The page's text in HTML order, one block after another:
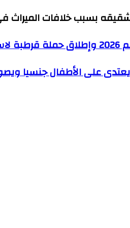
بسبب خلافات
على الأطفال جنسيا